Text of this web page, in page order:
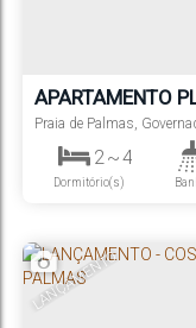
APARTAMENTO
PALMAS -
Praia de Palmas,
2 ~ 4
Dormitório(s)
LANÇAMENTO